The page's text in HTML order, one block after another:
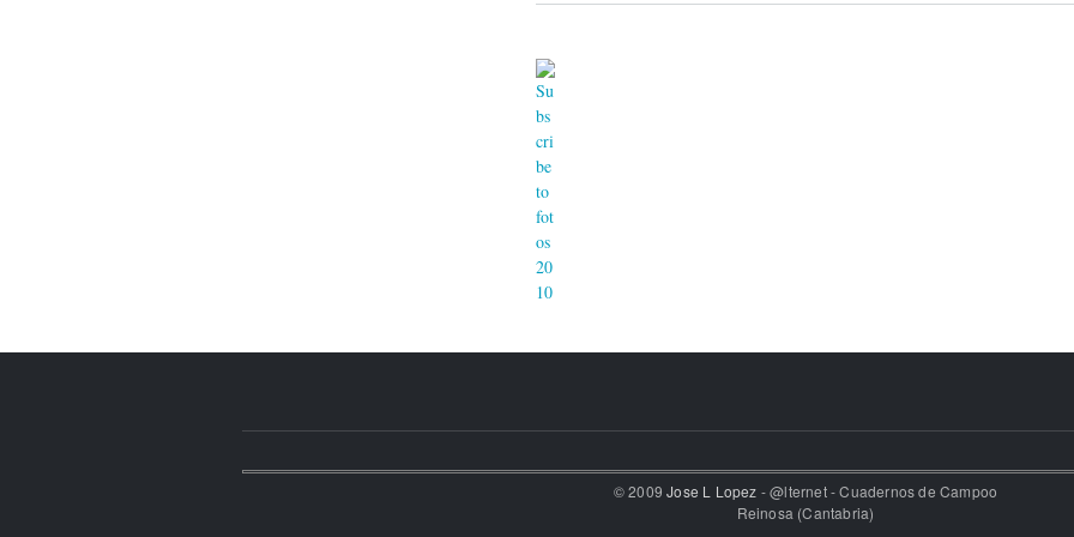
© 2009Jose L Lopez - @lternet - Cuadernos de Campoo
Reinosa (Cantabria)